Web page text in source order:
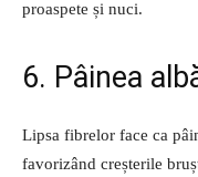
proaspete și nuci.
6. Pâinea
Lipsa fibrelor face ca
favorizând creșterile